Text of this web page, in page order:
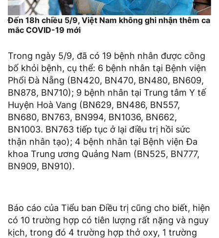
Đến 18h chiều 5/9, Việt Nam không ghi nhận thêm ca
mắc COVID-19 mới
Trong ngày 5/9, đã có 19 bệnh nhân được công
bố khỏi bệnh, cụ thể: 6 bệnh nhân tại Bệnh viện
Phổi Đà Nẵng (BN420, BN470, BN480, BN609,
BN878, BN710); 9 bệnh nhân tại Trung tâm Y tế
Huyện Hoà Vang (BN629, BN486, BN557,
BN680, BN763, BN994, BN1036, BN662,
BN1003. BN763 tiếp tục ở lại điều trị hồi sức
thận nhân tạo); 4 bệnh nhân tại Bệnh viện Đa
khoa Trung ương Quảng Nam (BN525, BN777,
BN909, BN910).
Báo cáo của Tiểu ban Điều trị cũng cho biết, hiện
có 10 trường hợp có tiên lượng rất nặng và nguy
kịch, trong đó 4 trường hợp thở oxy, 1 trường